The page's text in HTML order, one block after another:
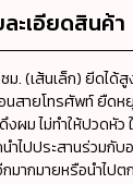
ะเอียดสินค้า
ม. (เส้นเล็ก) ยีดได้
นสายโทรศัพท์ ยืดห
งผม ไม่ทำให้ปวดหั
ไปประสานร่วมกับ
มากมายหรือนำไป